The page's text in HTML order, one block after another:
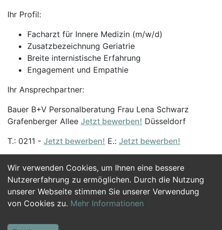
Wir verwenden Cookies, um Ihnen eine bessere
Nutzererfahrung zu ermöglichen. Durch die Nutzung
unserer Webseite stimmen Sie unserer Verwendung
von Cookies zu. Mehr Informationen
Ihr Profil:
Facharzt für Innere Medizin (m/w/d)
Zusatzbezeichnung Geriatrie
Breite internistische Erfahrung
Engagement und Empathie
Ihr Ansprechpartner:
Bauer B+V Personalberatung Frau Lena Schwarz
Grafenberger Allee Jetzt bewerben! Düsseldorf
T.: 0211 - Jetzt bewerben! E.: Jetzt bewerben!
Jetzt Bewerben